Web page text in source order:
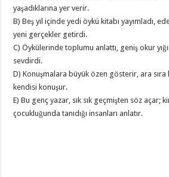
yaşadıklarına yer verir.
B) Beş yıl içinde yedi öykü kitabı yayımladı,
yeni gerçekler getirdi.
C) Öykülerinde toplumu anlattı, geniş okur
sevdirdi.
D) Konuşmalara büyük özen gösterir, ara sıra
kendisi konuşur.
E) Bu genç yazar, sık sık geçmişten söz açar;
çocukluğunda tanıdığı insanları anlatır.